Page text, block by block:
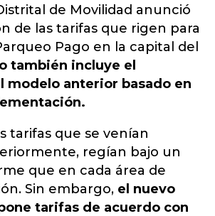
de Movilidad anunció
de las tarifas que rigen para
Pago en la capital del
también incluye el
modelo anterior basado en
tarifas que se venían
regían bajo un
que en cada área de
Sin embargo, el nuevo
tarifas de acuerdo con